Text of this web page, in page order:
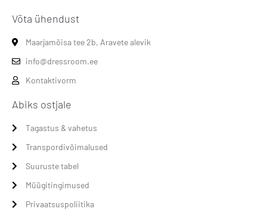
Võta ühendust
Maarjamõisa tee 2b, Aravete alevik
info@dressroom.ee
Kontaktivorm
Abiks ostjale
Tagastus & vahetus
Transpordivõimalused
Suuruste tabel
Müügitingimused
Privaatsuspoliitika